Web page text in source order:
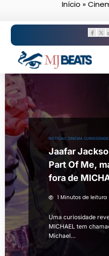
Início »
NOTÍCIAS CINEMA CURIOSIDADE
Jaafar
Part Of Me,
fora de
1 Minutos de leitura
Uma curiosidade
MICHAEL tem
Michael…